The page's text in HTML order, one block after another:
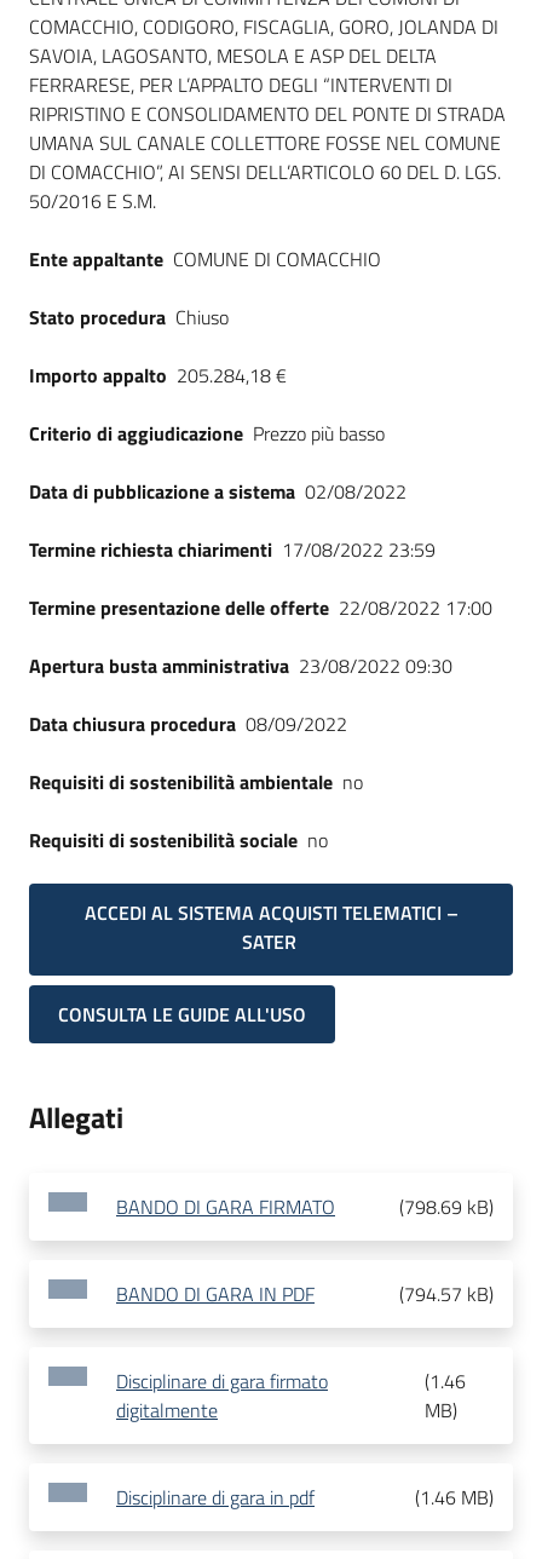
COMACCHIO, CODIGORO, FISCAGLIA, GORO, JOLANDA DI
SAVOIA, LAGOSANTO, MESOLA E ASP DEL DELTA
FERRARESE, PER L’APPALTO DEGLI “INTERVENTI DI
RIPRISTINO E CONSOLIDAMENTO DEL PONTE DI STRADA
UMANA SUL CANALE COLLETTORE FOSSE NEL COMUNE
DI COMACCHIO”, AI SENSI DELL’ARTICOLO 60 DEL D. LGS.
50/2016 E S.M.
Ente appaltante COMUNE DI COMACCHIO
Stato procedura Chiuso
Importo appalto 205.284,18 €
Criterio di aggiudicazione Prezzo più basso
Data di pubblicazione a sistema 02/08/2022
Termine richiesta chiarimenti 17/08/2022 23:59
Termine presentazione delle offerte 22/08/2022 17:00
Apertura busta amministrativa 23/08/2022 09:30
Data chiusura procedura 08/09/2022
Requisiti di sostenibilità ambientale no
Requisiti di sostenibilità sociale no
ACCEDI AL SISTEMA ACQUISTI TELEMATICI –
SATER
CONSULTA LE GUIDE ALL'USO
Allegati
BANDO DI GARA FIRMATO (798.69 kB)
BANDO DI GARA IN PDF (794.57 kB)
Disciplinare di gara firmato
digitalmente
(1.46
MB)
Disciplinare di gara in pdf (1.46 MB)